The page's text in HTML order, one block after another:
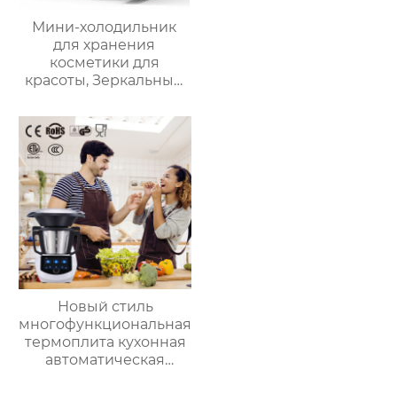
Мини-холодильник
для хранения
косметики для
красоты, Зеркальный
Фруктовый напиток,
грудное молоко,
автомобильный мини-
холодильник
Новый стиль
многофункциональная
термоплита кухонная
автоматическая